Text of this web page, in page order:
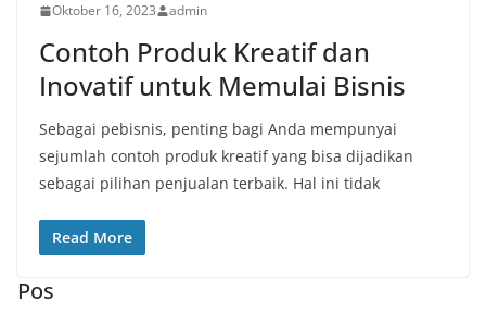
Oktober 16, 2023 admin
Contoh Produk Kreatif dan
Inovatif untuk Memulai Bisnis
Sebagai pebisnis, penting bagi Anda mempunyai
sejumlah contoh produk kreatif yang bisa dijadikan
sebagai pilihan penjualan terbaik. Hal ini tidak
Read More
Pos